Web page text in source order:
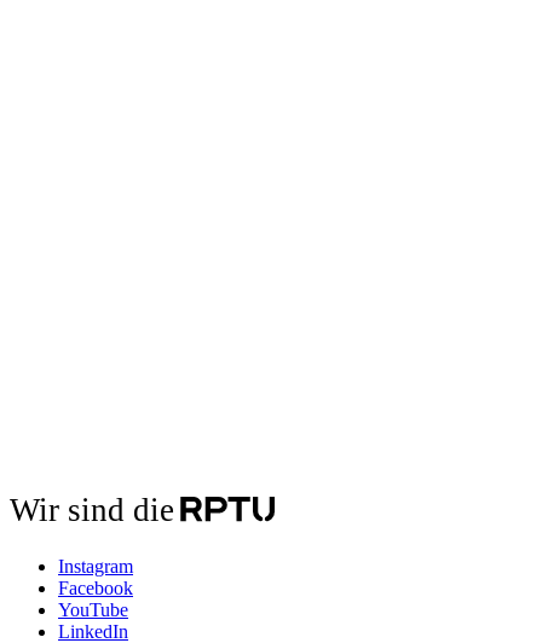
Wir sind die
Instagram
Facebook
YouTube
LinkedIn